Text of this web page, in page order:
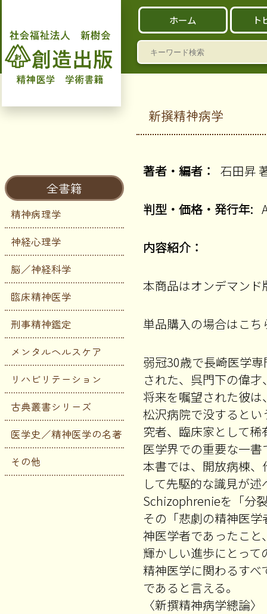
ホーム ト
検
索:
全書籍
精神病理学
神経心理学
脳／神経科学
臨床精神医学
刑事精神鑑定
メンタルヘルスケア
リハビリテーション
古典叢書シリーズ
医学史／精神医学の名著
その他
新撰精神病学
著者・編者： 石田昇
判型・価格・発行年:
内容紹介：
本商品はオンデマンド
単品購入の場合はこ
弱冠30歳で長崎医学
された、呉門下の偉
将来を嘱望された彼
松沢病院で没すると
究者、臨床家として
医学界での重要な一書
本書では、開放病棟
して先駆的な識見が
Schizophrenieを「分
その「悲劇の精神医
神医学者であったこ
輝かしい進歩にとって
精神医学に関わるす
であると言える。
〈新撰精神病学總論〉